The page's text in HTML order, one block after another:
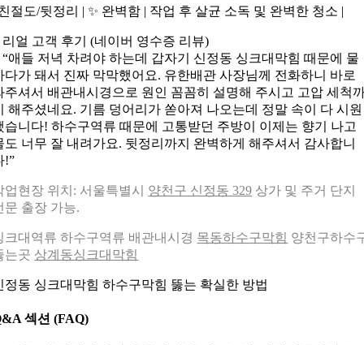
절도/뒷정리 | ✨ 완벽함 | 작업 후 살균 소독 및 완벽한 청소 |
리얼 고객 후기 (네이버 영수증 리뷰)
“애들 저녁 차려야 하는데 갑자기 신정동 싱크대막힘 때문에 물
다가 돼서 진짜 막막했어요. 유한배관 사장님께 전화하니 바로
주셔서 배관내시경으로 원인 꼼꼼히 설명해 주시고 고압 세척
해주셨네요. 기름 덩어리가 쏟아져 나오는데 정말 속이 다 시원
습니다! 하수구역류 때문에 고통받던 주방이 이제는 향기 나고
도 너무 잘 내려가요. 뒷정리까지 완벽하게 해주셔서 감사합니
!”
업현장 위치: 서울특별시 양천구 신정동 329 상가 및 주거 단지
문 출장 가능.
크대역류 하수구역류 배관내시경 목동하수구막힘 양천구하수
는곳 상계동싱크대막힘
정동 싱크대막힘 하수구막힘 뚫는 확실한 방법
섹션 (FAQ)